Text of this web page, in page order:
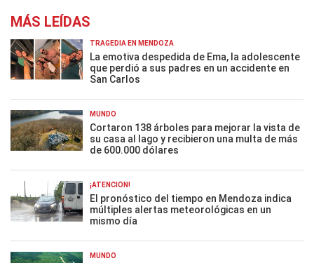
MÁS LEÍDAS
TRAGEDIA EN MENDOZA
La emotiva despedida de Ema, la adolescente
que perdió a sus padres en un accidente en
San Carlos
MUNDO
Cortaron 138 árboles para mejorar la vista de
su casa al lago y recibieron una multa de más
de 600.000 dólares
¡ATENCIÓN!
El pronóstico del tiempo en Mendoza indica
múltiples alertas meteorológicas en un
mismo día
MUNDO